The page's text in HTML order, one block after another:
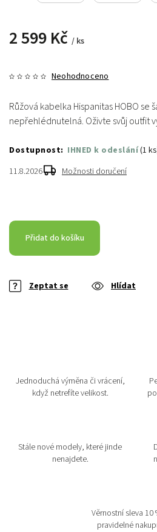
2 599 Kč / ks
Neohodnoceno
Růžová kabelka Hispanitas HOBO
nepřehlédnutelná. Oživte svůj outfit
IHNED k odeslání(1 ks
11.8.2026
Možnosti doručení
Přidat do košíku
Zeptat se Hlídat
Jednoduchá výměna či vrácení,
když netrefíte velikost.
Stále nové modely, které jinde
nenajdete.
Věrnostní sleva 10
pravidelné